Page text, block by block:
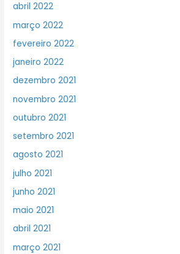
abril 2022
março 2022
fevereiro 2022
janeiro 2022
dezembro 2021
novembro 2021
outubro 2021
setembro 2021
agosto 2021
julho 2021
junho 2021
maio 2021
abril 2021
março 2021